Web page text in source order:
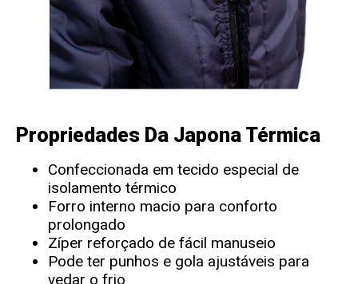
Propriedades Da Japona Térmica
Confeccionada em tecido especial de
isolamento térmico
Forro interno macio para conforto
prolongado
Zíper reforçado de fácil manuseio
Pode ter punhos e gola ajustáveis para
vedar o frio